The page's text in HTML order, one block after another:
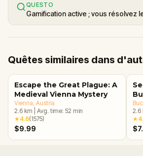
QUESTO
Gamification active ; vous résolvez
Quêtes similaires dans
Escape the Great Plague: A
Medieval Vienna Mystery
Vienna , Austria
2.6 km Avg. time: 52 min
★4.6(1575)
$9.99
2.6
★